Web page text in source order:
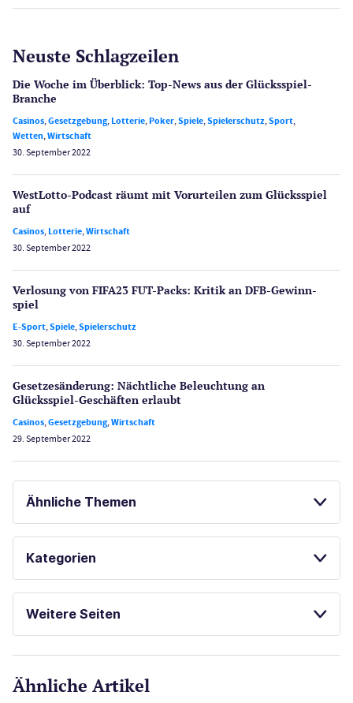
Neuste Schlagzeilen
Die Woche im Überblick: Top-News aus der Glücksspiel-
Branche
Casinos,Gesetzgebung,Lotterie,Poker,Spiele,Spielerschutz,Sport,
Wetten,Wirtschaft
30. September 2022
WestLotto-Podcast räumt mit Vorurteilen zum Glücksspiel
auf
Casinos,Lotterie,Wirtschaft
30. September 2022
Verlosung von FIFA23 FUT-Packs: Kritik an DFB-Gewinn­
spiel
E-Sport,Spiele,Spielerschutz
30. September 2022
Gesetzes­änderung: Nächtliche Beleuch­tung an
Glücksspiel-Geschäften erlaubt
Casinos,Gesetzgebung,Wirtschaft
29. September 2022
Ähnliche Themen
ONLINE POKER BESTE ONLINE CASINOS
LAS VEGAS GUIDE
Kategorien
Gesetzgebung
Weitere Seiten
CasinoOnline.de
Ähnliche Artikel